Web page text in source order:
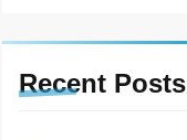
Recent Posts